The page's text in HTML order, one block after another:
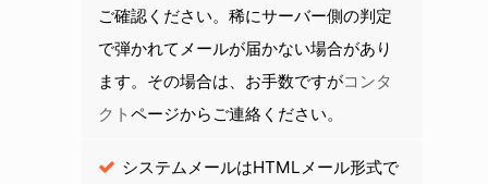
ご確認ください。稀にサーバー側の判定
で弾かれてメールが届かない場合があり
ます。その場合は、お手数ですがコンタ
クトページからご連絡ください。
システムメールはHTMLメール形式で